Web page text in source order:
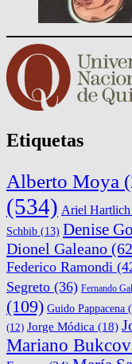
Etiquetas
Alberto Moya
(534) Ariel Hartlich
Schbib (13) Denise
Dionel Galeano
Federico Ramondi
Segreto (36) Fernando
(109) Guido Pappacena
(12) Jorge Módica (18)
Mariano